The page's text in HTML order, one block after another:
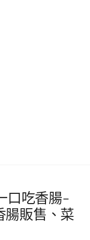
口吃香腸-
腸販售、菜